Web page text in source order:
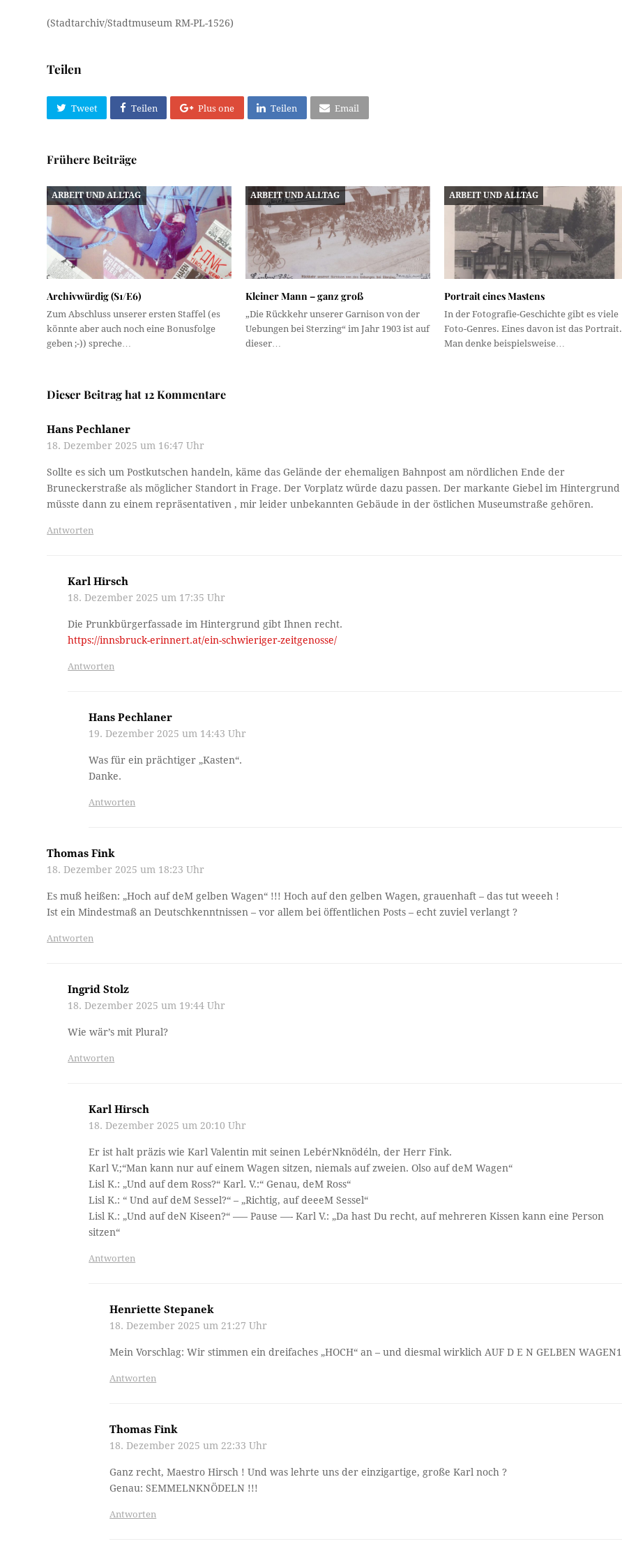
(Stadtarchiv/Stadtmuseum RM-PL-1526)
Teilen
Tweet Teilen Plus one Teilen Email
Frühere Beiträge
ARBEIT UND ALLTAG
Archivwürdig (S1/E6)
Zum Abschluss unserer ersten Staffel (es
könnte aber auch noch eine Bonusfolge
geben ;-)) spreche…
ARBEIT UND ALLTAG
Kleiner Mann – ganz groß
„Die Rückkehr unserer Garnison von der
Uebungen bei Sterzing“ im Jahr 1903 ist auf
dieser…
ARBEIT UND ALLTAG
Portrait eines Mastens
In der Fotografie-Geschichte gibt es viele
Foto-Genres. Eines davon ist das Portrait.
Man denke beispielsweise…
Dieser Beitrag hat 12 Kommentare
Hans Pechlaner
18. Dezember 2025 um 16:47 Uhr
Sollte es sich um Postkutschen handeln, käme das Gelände der ehemaligen Bahnpost am nördlichen Ende der
Bruneckerstraße als möglicher Standort in Frage. Der Vorplatz würde dazu passen. Der markante Giebel im Hintergrund
müsste dann zu einem repräsentativen , mir leider unbekannten Gebäude in der östlichen Museumstraße gehören.
Antworten
Karl Hirsch
18. Dezember 2025 um 17:35 Uhr
Die Prunkbürgerfassade im Hintergrund gibt Ihnen recht.
https://innsbruck-erinnert.at/ein-schwieriger-zeitgenosse/
Antworten
Hans Pechlaner
19. Dezember 2025 um 14:43 Uhr
Was für ein prächtiger „Kasten“.
Danke.
Antworten
Thomas Fink
18. Dezember 2025 um 18:23 Uhr
Es muß heißen: „Hoch auf deM gelben Wagen“ !!! Hoch auf den gelben Wagen, grauenhaft – das tut weeeh !
Ist ein Mindestmaß an Deutschkenntnissen – vor allem bei öffentlichen Posts – echt zuviel verlangt ?
Antworten
Ingrid Stolz
18. Dezember 2025 um 19:44 Uhr
Wie wär’s mit Plural?
Antworten
Karl Hirsch
18. Dezember 2025 um 20:10 Uhr
Er ist halt präzis wie Karl Valentin mit seinen LebérNknödéln, der Herr Fink.
Karl V.;“Man kann nur auf einem Wagen sitzen, niemals auf zweien. Olso auf deM Wagen“
Lisl K.: „Und auf dem Ross?“ Karl. V.:“ Genau, deM Ross“
Lisl K.: “ Und auf deM Sessel?“ – „Richtig, auf deeeM Sessel“
Lisl K.: „Und auf deN Kiseen?“ —– Pause —- Karl V.: „Da hast Du recht, auf mehreren Kissen kann eine Person
sitzen“
Antworten
Henriette Stepanek
18. Dezember 2025 um 21:27 Uhr
Mein Vorschlag: Wir stimmen ein dreifaches „HOCH“ an – und diesmal wirklich AUF D E N GELBEN WAGEN1
Antworten
Thomas Fink
18. Dezember 2025 um 22:33 Uhr
Ganz recht, Maestro Hirsch ! Und was lehrte uns der einzigartige, große Karl noch ?
Genau: SEMMELNKNÖDELN !!!
Antworten